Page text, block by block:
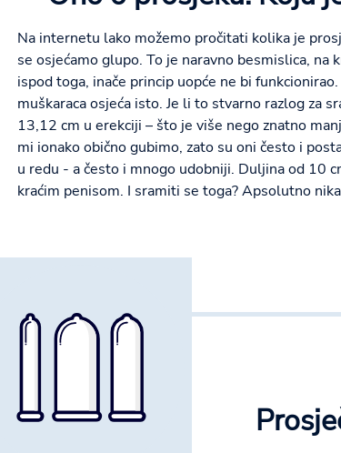
Na internetu lako možemo pročitati kolika je
se osjećamo glupo. To je naravno besmislica,
ispod toga, inače princip uopće ne bi
muškaraca osjeća isto. Je li to stvarno razlog za
13,12 cm u erekciji – što je više nego znatno
mi ionako obično gubimo, zato su oni često i
u redu - a često i mnogo udobniji. Duljina od 10
kraćim penisom. I sramiti se toga? Apsolutno